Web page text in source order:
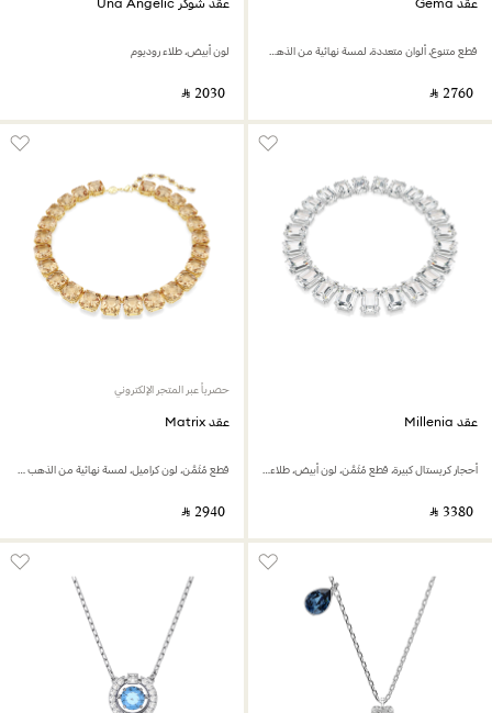
قطع متنوع، ألوان متعددة، لمسة نهائية من الذهب عيار 18 قيراط
‎ ⃁ ⁦2760⁩ ‎
لون أبيض، طلاء روديوم
‎ ⃁ ⁦2030⁩ ‎
عقد Millenia
أحجار كريستال كبيرة، قطع مُثَمَّن، لون أبيض، طلاء روديوم
‎ ⃁ ⁦3380⁩ ‎
حصرياً عبر المتجر الإلكتروني
عقد Matrix
قطع مُثَمَّن، لون كراميل، لمسة نهائية من الذهب عيار 18 قيراط
‎ ⃁ ⁦2940⁩ ‎